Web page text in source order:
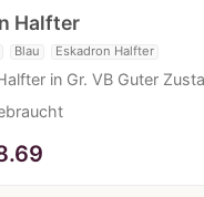
Halfter
Blau Eskadron Halfter
in Gr. VB Guter